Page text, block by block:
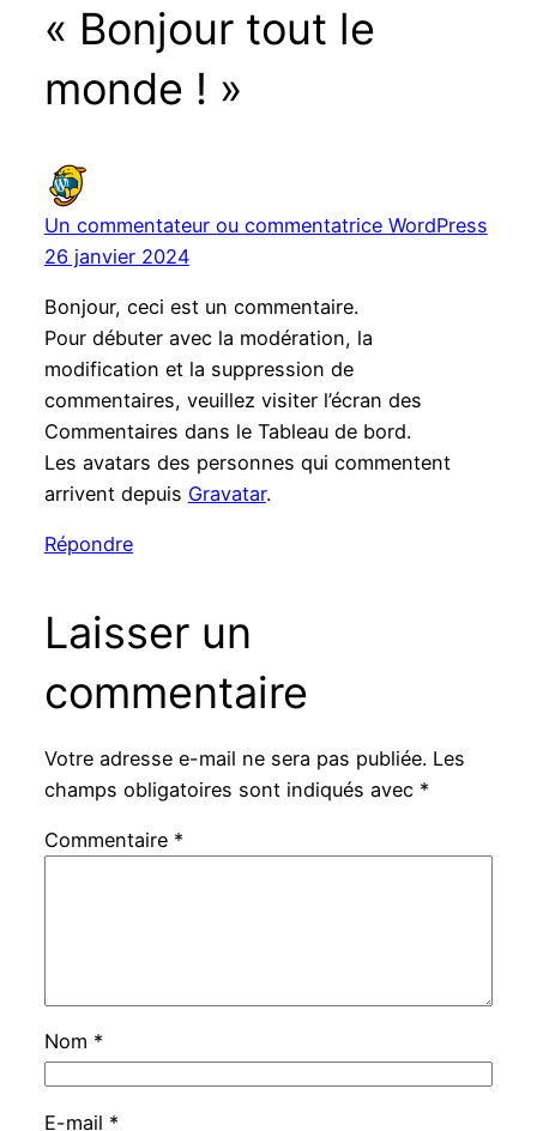
« Bonjour tout le
monde ! »
Un commentateur ou commentatrice WordPress
26 janvier 2024
Bonjour, ceci est un commentaire.
Pour débuter avec la modération, la
modification et la suppression de
commentaires, veuillez visiter l’écran des
Commentaires dans le Tableau de bord.
Les avatars des personnes qui commentent
arrivent depuis Gravatar.
Répondre
Laisser un
commentaire
Votre adresse e-mail ne sera pas publiée. Les
champs obligatoires sont indiqués avec *
Commentaire *
Nom *
E-mail *